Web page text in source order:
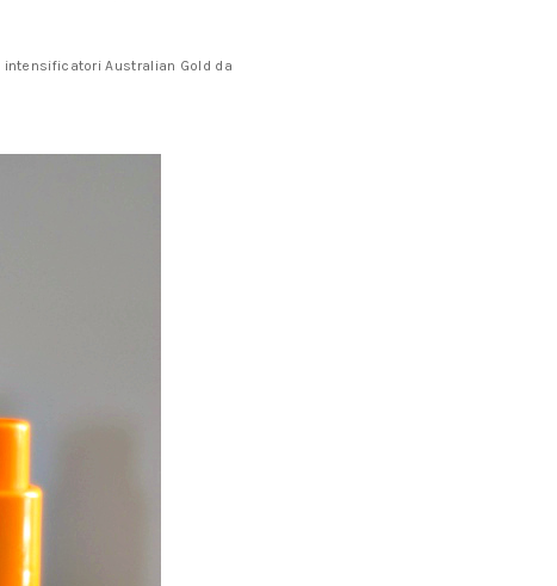
Australian Gold da